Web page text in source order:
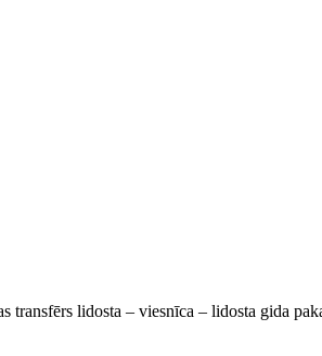
transfērs lidosta – viesnīca – lidosta gida